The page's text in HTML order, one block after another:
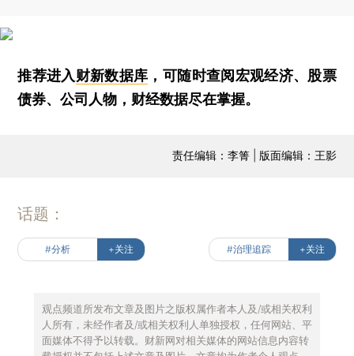
推荐进入财新数据库 ，可随时查阅宏观经济、股票
债券、公司人物，财经数据尽在掌握。
责任编辑：李箐 | 版面编辑：王影
话题：
#分析 +关注 #治理追踪 +关注
观点频道所发布文章及图片之版权属作者本人及/或相关权利
人所有，未经作者及/或相关权利人单独授权，任何网站、平
面媒体不得予以转载。财新网对相关媒体的网站信息内容转